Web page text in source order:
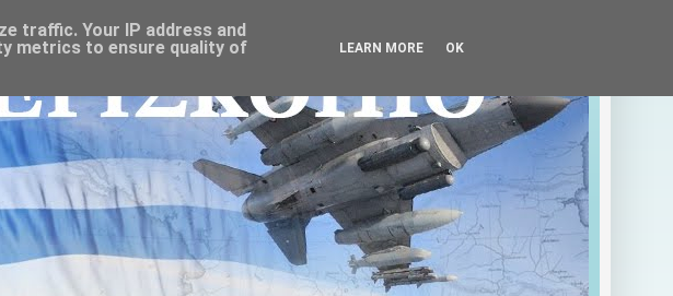
traffic. Your IP address and
metrics to ensure quality of
LEARN MORE OK